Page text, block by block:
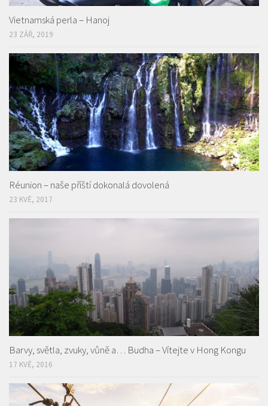
Vietnamská perla – Hanoj
23 ZÁŘ, 2019
Réunion – naše příští dokonalá dovolená
23 KVĚ, 2017
Barvy, světla, zvuky, vůně a… Budha – Vítejte v Hong Kongu
17 KVĚ, 2016